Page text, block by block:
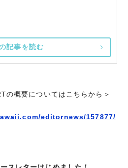
記事を読む
の概要についてはこちらから＞
editornews/157877/